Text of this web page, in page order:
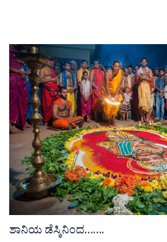
ಶಾನಿಯ ಡೆಸ್ಕಿನಿಂದ…….